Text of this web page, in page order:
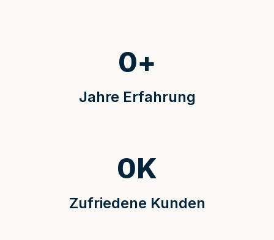
Jahre Erfahrung
0+
Zufriedene Kunden
0K